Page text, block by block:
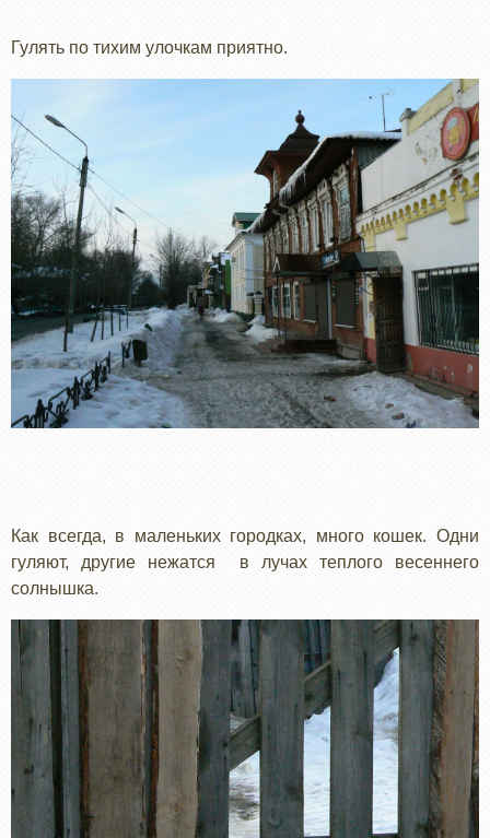
Гулять по тихим улочкам приятно.
Как всегда, в маленьких городках, много кошек. Одни
гуляют, другие нежатся в лучах теплого весеннего
солнышка.